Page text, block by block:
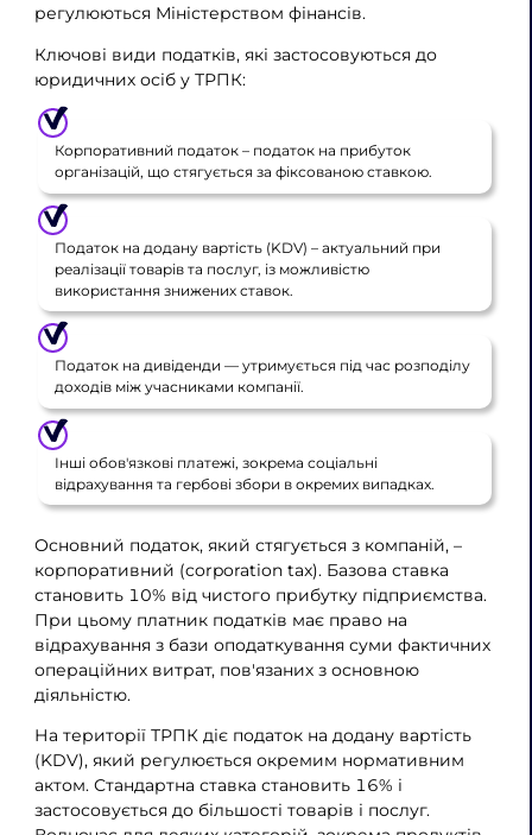
регулюються Міністерством фінансів.
Ключові види податків, які застосовуються до
юридичних осіб у ТРПК:
Корпоративний податок – податок на прибуток
організацій, що стягується за фіксованою ставкою.
Податок на додану вартість (KDV) – актуальний при
реалізації товарів та послуг, із можливістю
використання знижених ставок.
Податок на дивіденди — утримується під час розподілу
доходів між учасниками компанії.
Інші обов'язкові платежі, зокрема соціальні
відрахування та гербові збори в окремих випадках.
Основний податок, який стягується з компаній, –
корпоративний (corporation tax). Базова ставка
становить 10% від чистого прибутку підприємства.
При цьому платник податків має право на
відрахування з бази оподаткування суми фактичних
операційних витрат, пов'язаних з основною
діяльністю.
На території ТРПК діє податок на додану вартість
(KDV), який регулюється окремим нормативним
актом. Стандартна ставка становить 16% і
застосовується до більшості товарів і послуг.